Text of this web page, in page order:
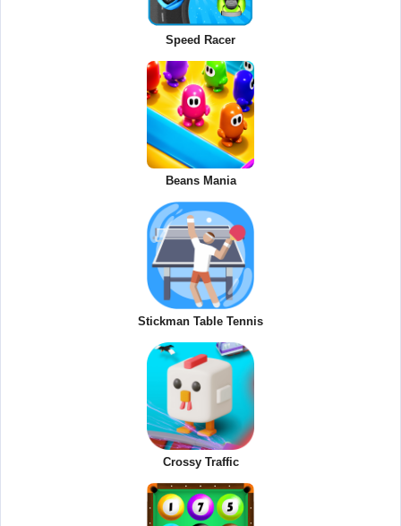
Speed Racer
Beans Mania
Stickman Table Tennis
Crossy Traffic